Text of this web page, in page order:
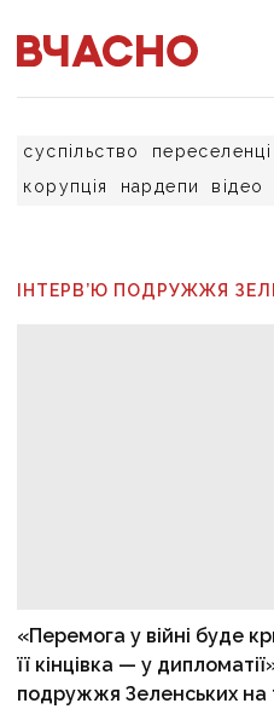
суспільство переселенці
корупція
нардепи відео
ІНТЕРВ’Ю ПОДРУЖЖЯ
«Перемога у війні буде
її кінцівка — у
подружжя Зеленських на